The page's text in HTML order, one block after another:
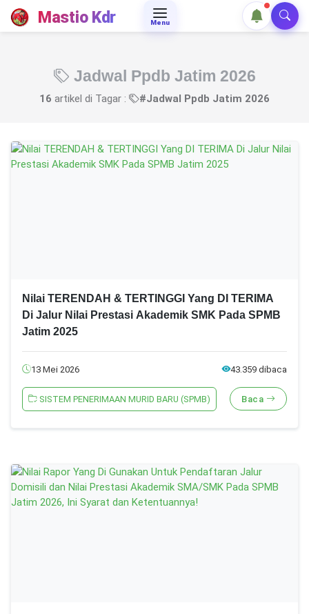
Mastio Kdr Menu
Jadwal Ppdb Jatim 2026
16 artikel di Tagar : #Jadwal Ppdb Jatim 2026
Nilai TERENDAH & TERTINGGI Yang DI TERIMA
Di Jalur Nilai Prestasi Akademik SMK Pada SPMB
Jatim 2025
13 Mei 2026 43.359 dibaca
SISTEM PENERIMAAN MURID BARU (SPMB) Baca